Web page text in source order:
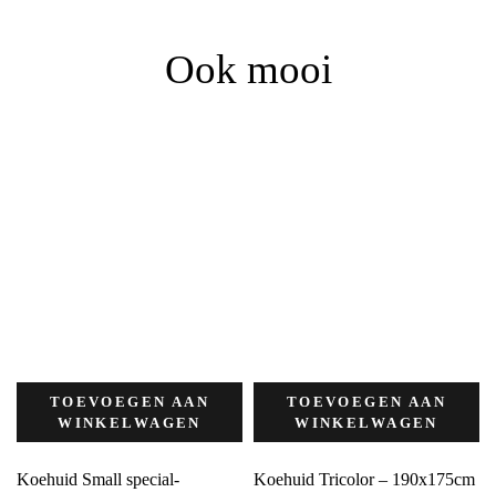
Ook mooi
TOEVOEGEN AAN
WINKELWAGEN
Koehuid Small special-
TOEVOEGEN AAN
WINKELWAGEN
Koehuid Tricolor – 190x175cm